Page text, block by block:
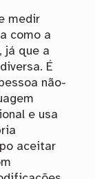
medir
como a
já que a
É
não-
e usa
aceitar